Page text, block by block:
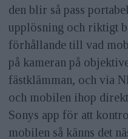
den blir så pass
upplösning och riktigt
förhållande till vad
på kameran på
fästklämman, och via
och mobilen ihop
Sonys app för att
mobilen så känns det